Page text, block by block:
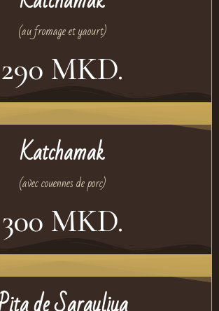
(au fromage et yaourt)
290 MKD.
Katchamak
(avec couennes de porc)
300 MKD.